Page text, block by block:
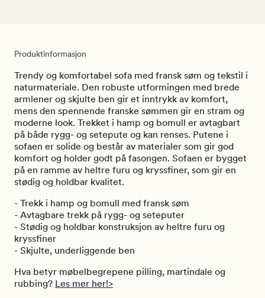
Produktinformasjon
Trendy og komfortabel sofa med fransk søm og tekstil i
naturmateriale. Den robuste utformingen med brede
armlener og skjulte ben gir et inntrykk av komfort,
mens den spennende franske sømmen gir en stram og
moderne look. Trekket i hamp og bomull er avtagbart
på både rygg- og setepute og kan renses. Putene i
sofaen er solide og består av materialer som gir god
komfort og holder godt på fasongen. Sofaen er bygget
på en ramme av heltre furu og kryssfiner, som gir en
stødig og holdbar kvalitet.
- Trekk i hamp og bomull med fransk søm
- Avtagbare trekk på rygg- og seteputer
- Stødig og holdbar konstruksjon av heltre furu og
kryssfiner
- Skjulte, underliggende ben
Hva betyr møbelbegrepene pilling, martindale og
rubbing? Les mer her!>